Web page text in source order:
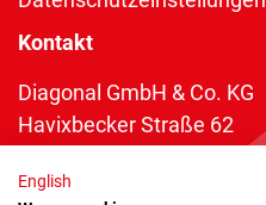
Kontakt
Diagonal GmbH & Co. KG
Havixbecker Straße 62
English